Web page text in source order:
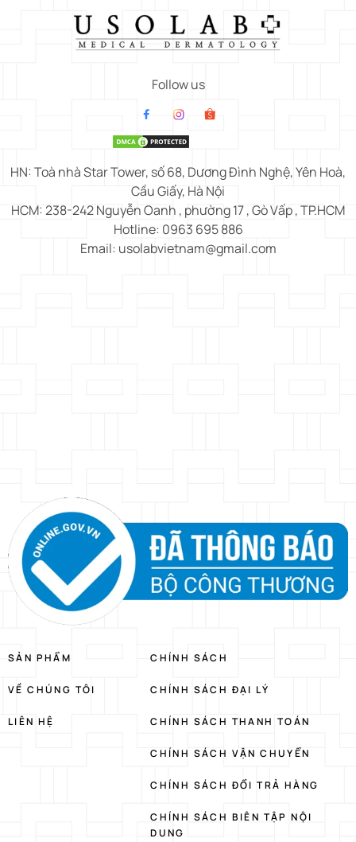
Follow us
HN: Toà nhà Star Tower, số 68, Dương Đình Nghệ, Yên Hoà,
Cầu Giấy, Hà Nội
HCM: 238-242 Nguyễn Oanh , phường 17 , Gò Vấp , TP.HCM
Hotline: 0963 695 886
Email: usolabvietnam@gmail.com
SẢN PHẨM
VỀ CHÚNG TÔI
LIÊN HỆ
CHÍNH SÁCH
CHÍNH SÁCH ĐẠI LÝ
CHÍNH SÁCH THANH TOÁN
CHÍNH SÁCH VẬN CHUYỂN
CHÍNH SÁCH ĐỔI TRẢ HÀNG
CHÍNH SÁCH BIÊN TẬP NỘI
DUNG